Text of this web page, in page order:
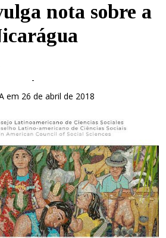
nota sobre a
-
em 26 de abril de 2018